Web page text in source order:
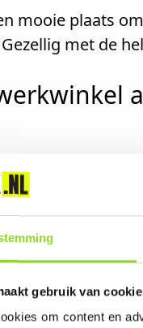
gebruik van
om content en
mooie plaats
met de
komt.